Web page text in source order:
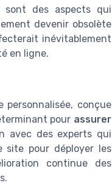
sont des aspects qui
devenir obsolète
inévitablement
en ligne.
personnalisée, conçue
pour assurer
avec des experts qui
site pour déployer les
continue des